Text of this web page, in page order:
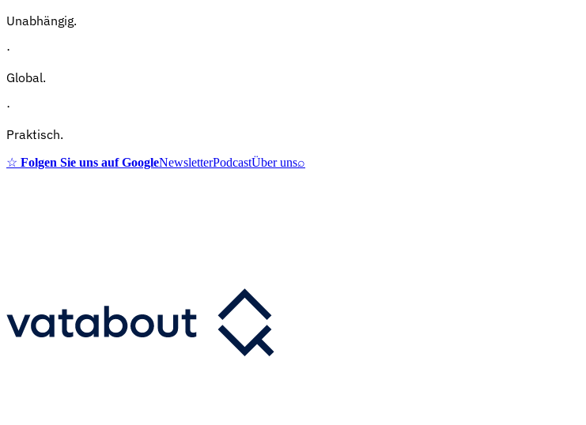
Unabhängig.
·
Global.
·
Praktisch.
☆ Folgen Sie uns auf GoogleNewsletterPodcastÜber uns⌕